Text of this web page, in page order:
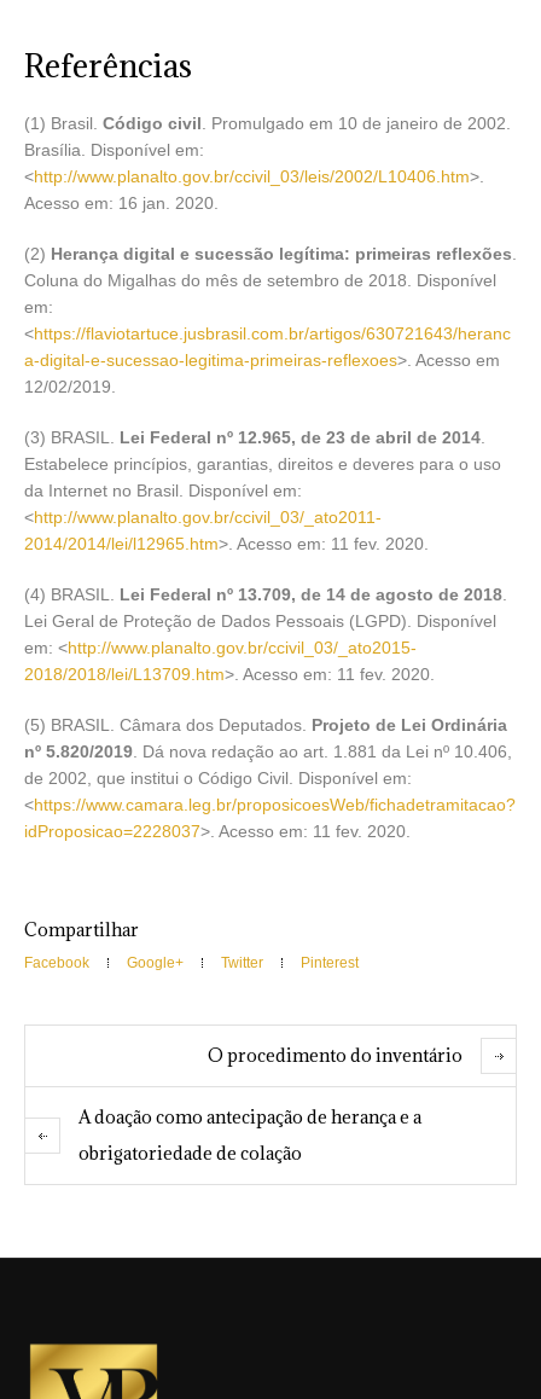
Referências
(1) Brasil. Código civil . Promulgado em 10 de janeiro de 2002.
Brasília. Disponível em:
<http://www.planalto.gov.br/ccivil_03/leis/2002/L10406.htm>.
Acesso em: 16 jan. 2020.
(2) Herança digital e sucessão legítima: primeiras reflexões
Coluna do Migalhas do mês de setembro de 2018. Disponível
em:
<https://flaviotartuce.jusbrasil.com.br/artigos/630721643/heranc
a-digital-e-sucessao-legitima-primeiras-reflexoes>. Acesso em
12/02/2019.
(3) BRASIL. Lei Federal nº 12.965, de 23 de abril de 2014
Estabelece princípios, garantias, direitos e deveres para o uso
da Internet no Brasil. Disponível em:
<http://www.planalto.gov.br/ccivil_03/_ato2011-
2014/2014/lei/l12965.htm>. Acesso em: 11 fev. 2020.
(4) BRASIL. Lei Federal nº 13.709, de 14 de agosto de 2018
Lei Geral de Proteção de Dados Pessoais (LGPD). Disponível
em: <http://www.planalto.gov.br/ccivil_03/_ato2015-
2018/2018/lei/L13709.htm>. Acesso em: 11 fev. 2020.
(5) BRASIL. Câmara dos Deputados. Projeto de Lei Ordinária
nº 5.820/2019 . Dá nova redação ao art. 1.881 da Lei nº 10.406,
de 2002, que institui o Código Civil. Disponível em:
<https://www.camara.leg.br/proposicoesWeb/fichadetramitacao?
idProposicao=2228037>. Acesso em: 11 fev. 2020.
Compartilhar
Facebook Google+ Twitter Pinterest
O procedimento do inventário
A doação como antecipação de herança e a
obrigatoriedade de colação